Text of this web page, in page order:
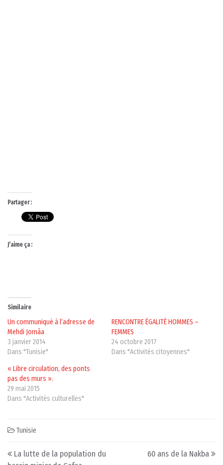
Partager :
J’aime ça :
Similaire
Un communiqué à l’adresse de
Mehdi Jomâa
3 janvier 2014
Dans "Tunisie"
RENCONTRE ÉGALITÉ HOMMES –
FEMMES
24 octobre 2017
Dans "Activités citoyennes"
« Libre circulation, des ponts
pas des murs ».
29 mai 2015
Dans "Activités culturelles"
Tunisie
Post navigation
La lutte de la population du
60 ans de la Nakba